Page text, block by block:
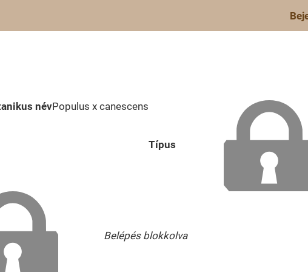
névPopulus x canescens
Típus
Belépés blokkolva